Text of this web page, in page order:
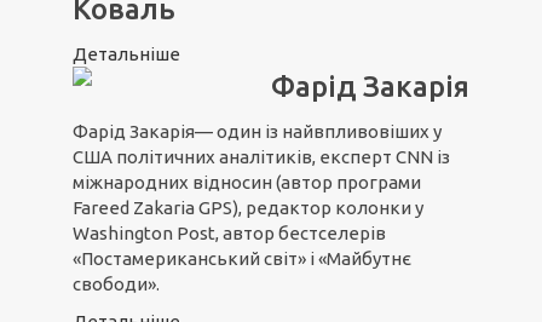
Коваль
Детальніше
Фарід Закарія
Фарід Закарія— один із найвпливовіших у
США політичних аналітиків, експерт CNN із
міжнародних відносин (автор програми
Fareed Zakaria GPS), редактор колонки у
Washington Post, автор бестселерів
«Постамериканський світ» і «Майбутнє
свободи».